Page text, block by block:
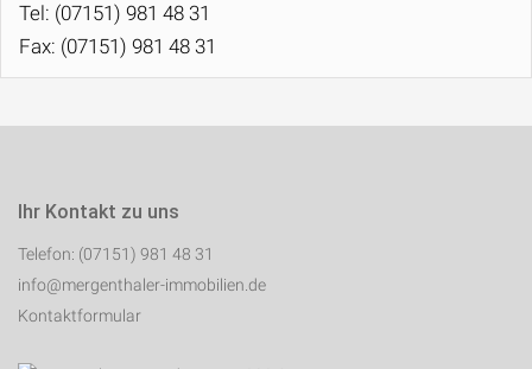
Tel: (07151) 981 48 31
Fax: (07151) 981 48 31
Ihr Kontakt zu uns
Telefon: (07151) 981 48 31
info@mergenthaler-immobilien.de
Kontaktformular